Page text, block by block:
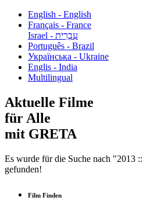
English - English
Français - France
עִבְרִית - Israel
Português - Brazil
Українська - Ukraine
Englis - India
Multilingual
Aktuelle Filme
für Alle
mit GRETA
Es wurde für die Suche nach "2013
gefunden!
Film Finden